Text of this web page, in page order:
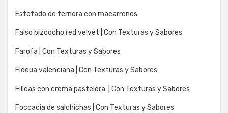
Estofado de ternera con macarrones
Falso bizcocho red velvet | Con Texturas y Sabores
Farofa | Con Texturas y Sabores
Fideua valenciana | Con Texturas y Sabores
Filloas con crema pastelera. | Con Texturas y Sabores
Foccacia de salchichas | Con Texturas y Sabores